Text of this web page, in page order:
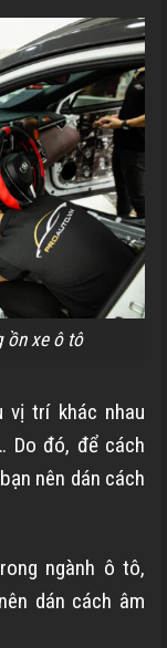
ồn xe ô tô
vị trí khác nhau
Do đó, để cách
nên dán cách
ngành ô tô,
dán cách âm